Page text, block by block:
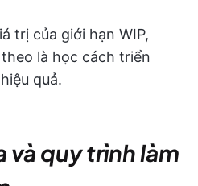
trị của giới hạn WIP,
là học cách triển
quả.
và quy trình làm